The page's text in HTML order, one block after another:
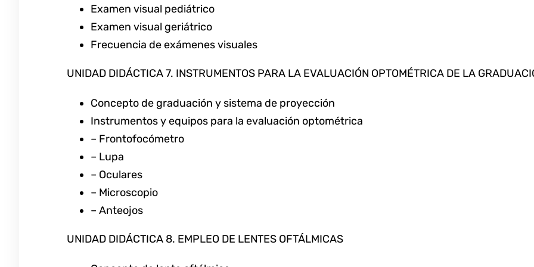
Examen visual pediátrico
Examen visual geriátrico
Frecuencia de exámenes visuales
UNIDAD DIDÁCTICA 7. INSTRUMENTOS PARA LA EVALUACIÓN OPTOMÉTRICA DE LA
Concepto de graduación y sistema de proyección
Instrumentos y equipos para la evaluación optométrica
– Frontofocómetro
– Lupa
– Oculares
– Microscopio
– Anteojos
UNIDAD DIDÁCTICA 8. EMPLEO DE LENTES OFTÁLMICAS